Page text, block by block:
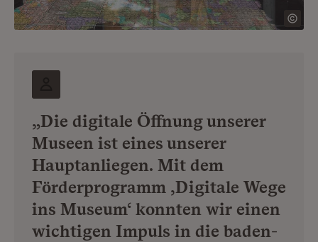
„Die digitale Öffnung unserer
Museen ist eines unserer
Hauptanliegen. Mit dem
Förderprogramm ‚Digitale Wege
ins Museum‘ konnten wir einen
wichtigen Impuls in die baden-